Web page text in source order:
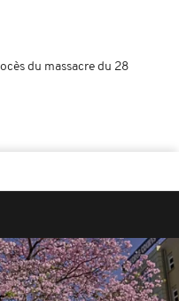
du massacre du 28